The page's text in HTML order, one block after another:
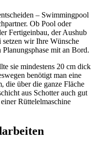
– Swimmingpool
Ob Pool oder
Fertigeinbau, der Aushub
setzen wir Ihre Wünsche
mit an Bord.
sie mindestens 20 cm dick
benötigt man eine
die über die ganze Fläche
aus Schotter auch gut
Rüttelelmaschine